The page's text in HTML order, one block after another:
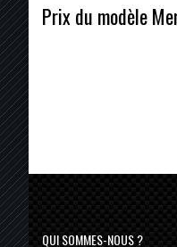
Prix du modèle
QUI SOMMES-NOUS ?